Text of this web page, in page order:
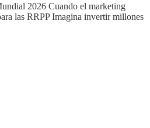
2026 Cuando el marketing
las RRPP Imagina invertir millones